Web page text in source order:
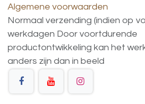
Algemene voorwaarden
Normaal verzending (indien op
werkdagen Door voortdurende
productontwikkeling kan het
anders zijn dan in beeld